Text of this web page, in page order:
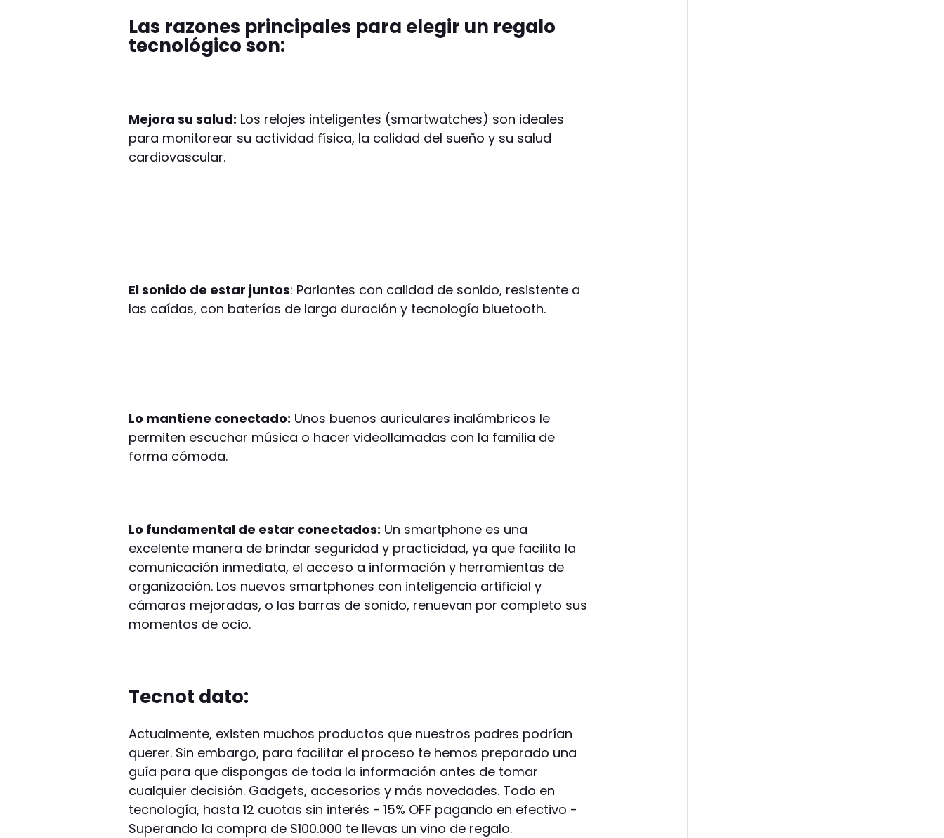
Las razones principales para elegir un regalo
tecnológico son:
Mejora su salud: Los relojes inteligentes (smartwatches) son ideales
para monitorear su actividad física, la calidad del sueño y su salud
cardiovascular.
El sonido de estar juntos: Parlantes con calidad de sonido, resistente a
las caídas, con baterías de larga duración y tecnología bluetooth.
Lo mantiene conectado: Unos buenos auriculares inalámbricos le
permiten escuchar música o hacer videollamadas con la familia de
forma cómoda.
Lo fundamental de estar conectados: Un smartphone es una
excelente manera de brindar seguridad y practicidad, ya que facilita la
comunicación inmediata, el acceso a información y herramientas de
organización. Los nuevos smartphones con inteligencia artificial y
cámaras mejoradas, o las barras de sonido, renuevan por completo sus
momentos de ocio.
Tecnot dato:
Actualmente, existen muchos productos que nuestros padres podrían
querer. Sin embargo, para facilitar el proceso te hemos preparado una
guía para que dispongas de toda la información antes de tomar
cualquier decisión. Gadgets, accesorios y más novedades. Todo en
tecnología, hasta 12 cuotas sin interés - 15% OFF pagando en efectivo -
Superando la compra de $100.000 te llevas un vino de regalo.